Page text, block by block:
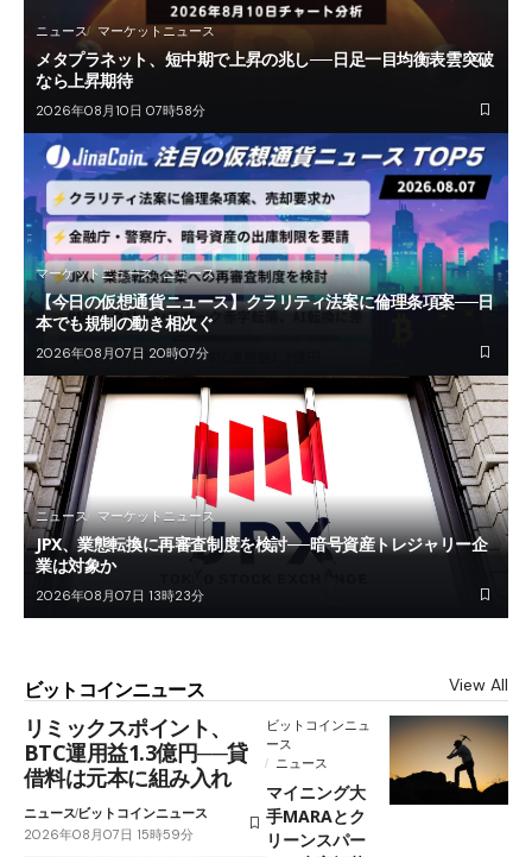
ニュース マーケットニュース
メタプラネット、短中期で上昇の兆し──日足一目均衡表雲突破
なら上昇期待
2026年08月10日 07時58分
マーケットニュース ニュース
【今日の仮想通貨ニュース】クラリティ法案に倫理条項案──日
本でも規制の動き相次ぐ
2026年08月07日 20時07分
ニュース マーケットニュース
JPX、業態転換に再審査制度を検討──暗号資産トレジャリー企
業は対象か
2026年08月07日 13時23分
ビットコインニュース View All
リミックスポイント、
BTC運用益1.3億円──貸
借料は元本に組み入れ
ニュースビットコインニュース
2026年08月07日 15時59分
ビットコインニュ
ース
ニュース
マイニング大
手MARAとク
リーンスパー